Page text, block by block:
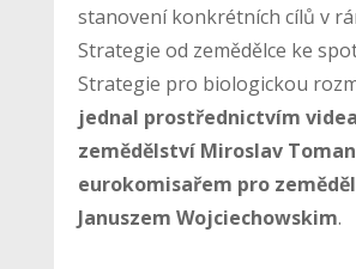
stanovení konkrétních cílů v
Strategie od zemědělce ke
Strategie pro biologickou
jednal prostřednictvím
zemědělství Miroslav
eurokomisařem pro
Januszem Wojciechowskim.